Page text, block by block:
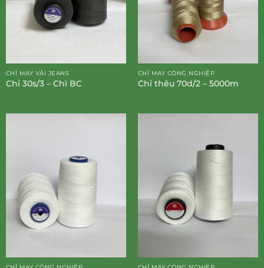
CHỈ MAY VẢI JEANS
Chỉ 30s/3 – Chì BC
CHỈ MAY CÔNG NGHIỆP
Chỉ thêu 70d/2 – 5000m